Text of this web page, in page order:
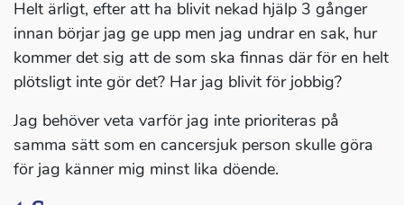
Helt ärligt, efter att ha blivit nekad hjälp 3 gånger
innan börjar jag ge upp men jag undrar en sak, hur
kommer det sig att de som ska finnas där för en helt
plötsligt inte gör det? Har jag blivit för jobbig?
Jag behöver veta varför jag inte prioriteras på
samma sätt som en cancersjuk person skulle göra
för jag känner mig minst lika döende.